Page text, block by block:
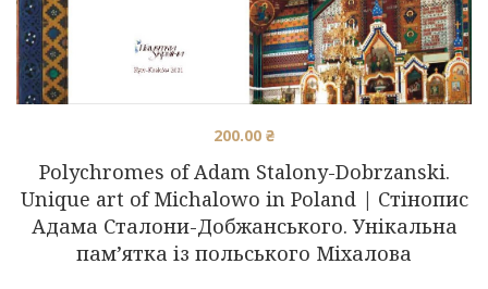
Polychromes of Adam Stalony-Dobrzanski.
Unique art of Michalowo in Poland | Стінопис
Адама Сталони-Добжанського. Унікальна
пам’ятка із польського Міхалова
200.00 ₴